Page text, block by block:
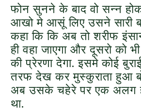
फोन सुनने के बाद वो सन्न
आखो मे आसूं लिए उसने सारी
कहा कि कि अब तो शरीफ
ही वहा जाएगा और दूसरो को
की प्रेरणा देगा. इसमे कोई
तरफ देख कर मुस्कुराता हुआ
अब उसके चहेरे पर एक अलग
था.